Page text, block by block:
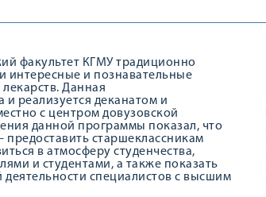
факультет КГМУ традиционно
интересные и познавательные
Данная
реализуется деканатом и
с центром довузовской
данной программы показал, что
старшеклассникам
в атмосферу студенчества,
и студентами, а также показать
специалистов с высшим